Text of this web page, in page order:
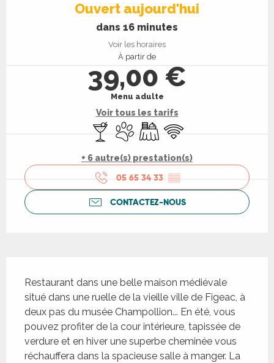
Ouvert aujourd'hui
dans 16 minutes
Voir les horaires
À partir de
39,00 €
Menu adulte
Voir tous les tarifs
Bar / Buvette
Animaux acceptés
Banquet
WiFi
+ 6 autre(s) prestation(s)
05 65 34 33 ▒▒
CONTACTEZ-NOUS
Restaurant dans une belle maison médiévale
situé dans une ruelle de la vieille ville de Figeac, à
deux pas du musée Champollion... En été, vous
pouvez profiter de la cour intérieure, tapissée de
verdure et en hiver une superbe cheminée vous
réchauffera dans la spacieuse salle à manger. La